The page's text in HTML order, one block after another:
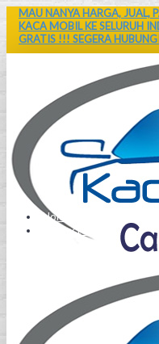
MAU NANYA HARGA, JUAL,
KACA MOBIL KE SELURUH
GRATIS !!! SEGERA
Home
Contact Us